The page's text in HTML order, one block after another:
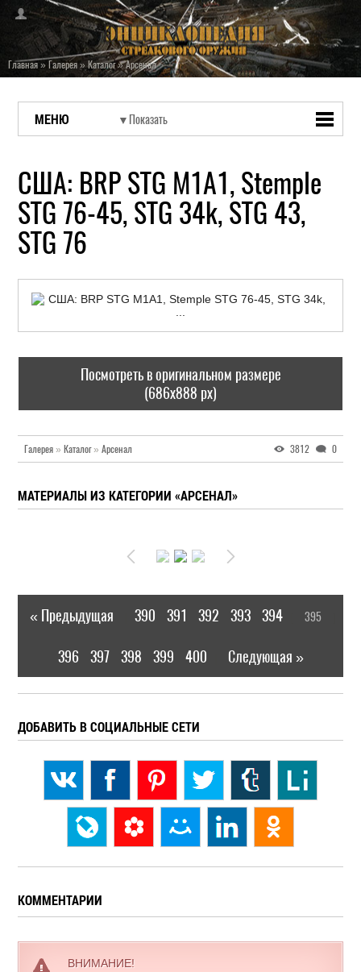
Главная»Галерея»Каталог»Арсенал
МЕНЮ
США: BRP STG M1A1, Stemple
STG 76-45, STG 34k, STG 43,
STG 76
Посмотреть в оригинальном размере
(686x888 px)
Галерея » Каталог» Арсенал 3812 0
МАТЕРИАЛЫ ИЗ КАТЕГОРИИ «АРСЕНАЛ»
« Предыдущая 390 391 392 393 394 395
396 397 398 399 400 Следующая »
ДОБАВИТЬ В СОЦИАЛЬНЫЕ СЕТИ
КОММЕНТАРИИ
ВНИМАНИЕ!